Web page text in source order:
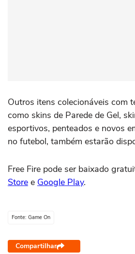
Outros itens colecionáveis com
como skins de Parede de Gel,
esportivos, penteados e novos
no futebol, também estarão
Free Fire pode ser baixado
Store e Google Play.
Fonte: Game On
Compartilhar